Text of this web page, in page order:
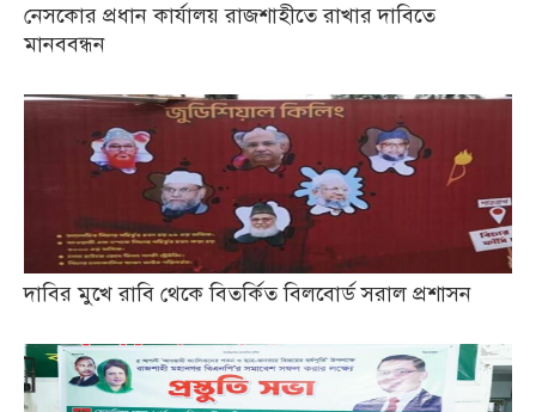
নেসকোর প্রধান কার্যালয় রাজশাহীতে রাখার দাবিতে
মানববন্ধন
দাবির মুখে রাবি থেকে বিতর্কিত বিলবোর্ড সরাল প্রশাসন